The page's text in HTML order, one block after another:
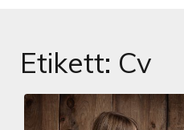
Etikett: Cv